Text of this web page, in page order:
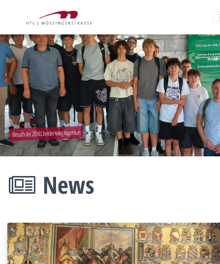
Besuch der 2CHEL bei der Kelag Klagenfurt
News